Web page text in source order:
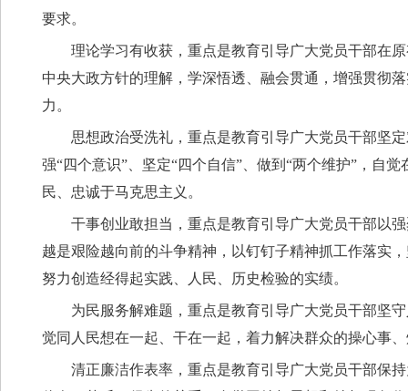
要求。
理论学习有收获，重点是教育引导广大党员干部在
中央大政方针的理解，学深悟透、融会贯通，增强贯彻
力。
思想政治受洗礼，重点是教育引导广大党员干部坚
强“四个意识”、坚定“四个自信”、做到“两个维护”，自
民、忠诚于马克思主义。
干事创业敢担当，重点是教育引导广大党员干部以
越是艰险越向前的斗争精神，以钉钉子精神抓工作落实
努力创造经得起实践、人民、历史检验的实绩。
为民服务解难题，重点是教育引导广大党员干部坚
觉同人民想在一起、干在一起，着力解决群众的操心事
清正廉洁作表率，重点是教育引导广大党员干部保